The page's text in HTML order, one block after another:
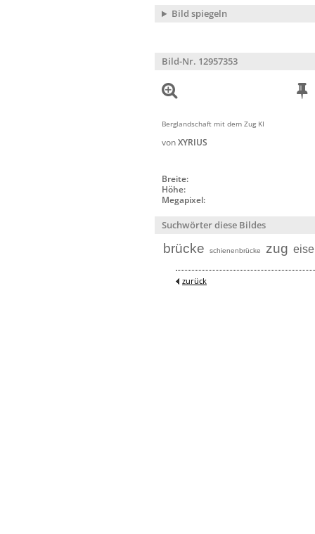
Bild spiegeln
Bild-Nr. 12957353
Berglandschaft mit dem Zug KI
vonXYRIUS
Breite:
Höhe:
Megapixel:
Suchwörter diese Bildes
brücke schienenbrücke zug
zurück